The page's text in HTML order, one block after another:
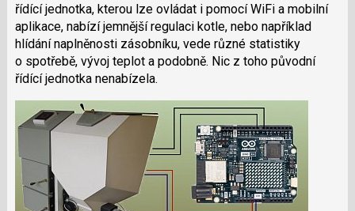
řídící jednotka, kterou lze ovládat i pomocí WiFi a mobilní
aplikace, nabízí jemnější regulaci kotle, nebo například
hlídání naplněnosti zásobníku, vede různé statistiky
o spotřebě, vývoj teplot a podobně. Nic z toho původní
řídící jednotka nenabízela.